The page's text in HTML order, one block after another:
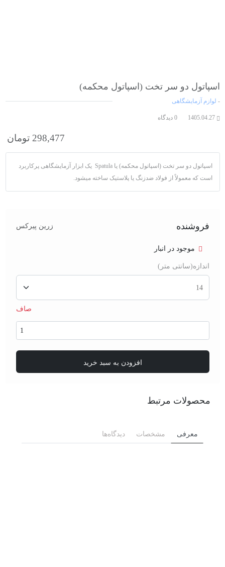
اسپاتول دو سر تخت (اسپاتول محکمه)
- لوازم آزمایشگاهی
1405.04.27 0 دیدگاه
298,477 تومان
اسپاتول دو سر تخت (اسپاتول محکمه) یا Spatula یک ابزار آزمایشگاهی پرکاربرد
است که معمولاً از فولاد ضدزنگ یا پلاستیک ساخته میشود.
فروشنده زرین پیرکس
موجود در انبار
اندازه(سانتی متر)
صاف
افزودن به سبد خرید
محصولات مرتبط
معرفی مشخصات دیدگاه‌ها